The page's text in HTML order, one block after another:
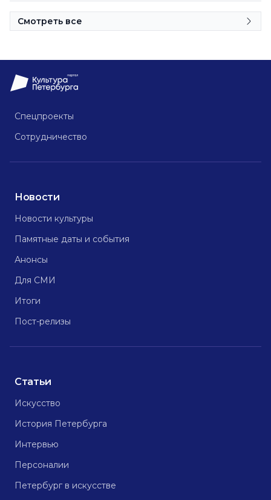
Смотреть все
Спецпроекты
Сотрудничество
Новости
Новости культуры
Памятные даты и события
Анонсы
Для СМИ
Итоги
Пост-релизы
Статьи
Искусство
История Петербурга
Интервью
Персоналии
Петербург в искусстве